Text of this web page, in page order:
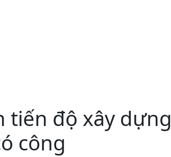
tiến độ xây dựng
công